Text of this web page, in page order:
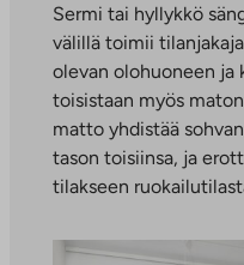
Sermi tai hyllykkö
välillä toimii
olevan olohuoneen
toisistaan myös
matto yhdistää
tason toisiinsa, ja
tilakseen